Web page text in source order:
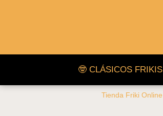
🤓 CLÁSICOS FRIKIS
Tienda Friki Online